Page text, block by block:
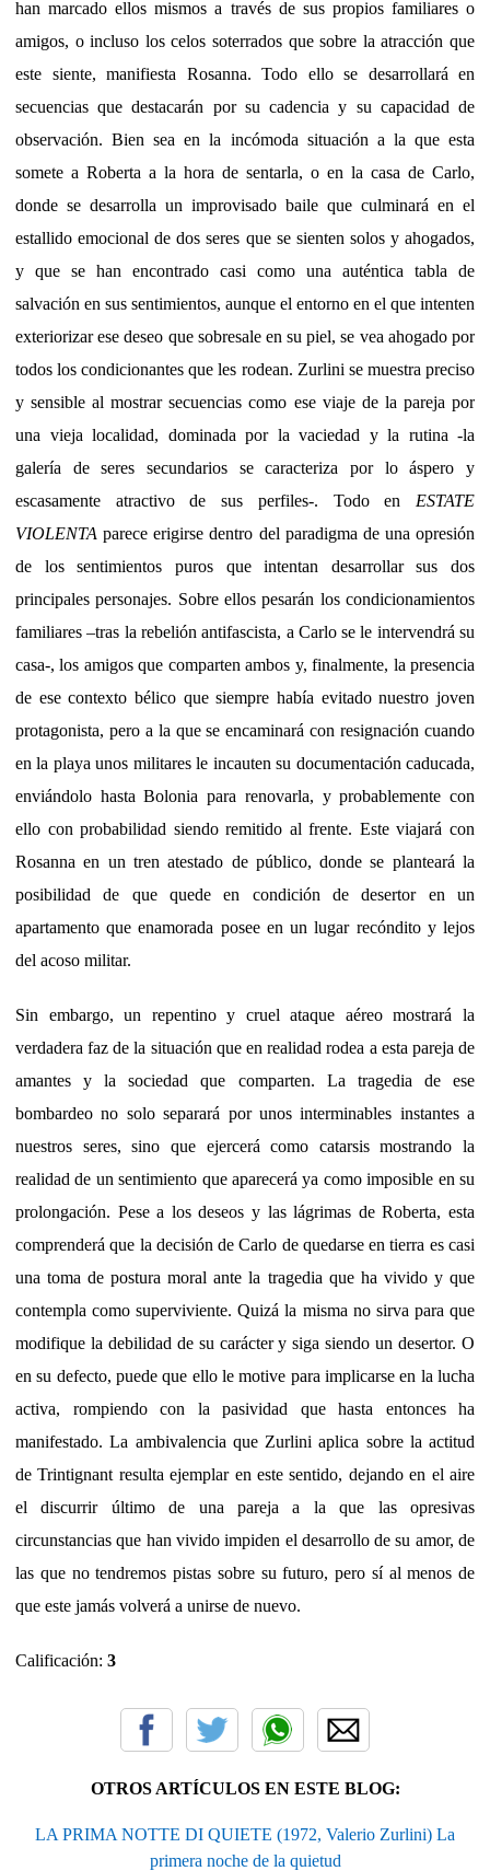
han marcado ellos mismos a través de sus propios familiares o
amigos, o incluso los celos soterrados que sobre la atracción que
este siente, manifiesta Rosanna. Todo ello se desarrollará en
secuencias que destacarán por su cadencia y su capacidad de
observación. Bien sea en la incómoda situación a la que esta
somete a Roberta a la hora de sentarla, o en la casa de Carlo,
donde se desarrolla un improvisado baile que culminará en el
estallido emocional de dos seres que se sienten solos y ahogados,
y que se han encontrado casi como una auténtica tabla de
salvación en sus sentimientos, aunque el entorno en el que intenten
exteriorizar ese deseo que sobresale en su piel, se vea ahogado por
todos los condicionantes que les rodean. Zurlini se muestra preciso
y sensible al mostrar secuencias como ese viaje de la pareja por
una vieja localidad, dominada por la vaciedad y la rutina -la
galería de seres secundarios se caracteriza por lo áspero y
escasamente atractivo de sus perfiles-. Todo en ESTATE
VIOLENTA parece erigirse dentro del paradigma de una opresión
de los sentimientos puros que intentan desarrollar sus dos
principales personajes. Sobre ellos pesarán los condicionamientos
familiares –tras la rebelión antifascista, a Carlo se le intervendrá su
casa-, los amigos que comparten ambos y, finalmente, la presencia
de ese contexto bélico que siempre había evitado nuestro joven
protagonista, pero a la que se encaminará con resignación cuando
en la playa unos militares le incauten su documentación caducada,
enviándolo hasta Bolonia para renovarla, y probablemente con
ello con probabilidad siendo remitido al frente. Este viajará con
Rosanna en un tren atestado de público, donde se planteará la
posibilidad de que quede en condición de desertor en un
apartamento que enamorada posee en un lugar recóndito y lejos
del acoso militar.
Sin embargo, un repentino y cruel ataque aéreo mostrará la
verdadera faz de la situación que en realidad rodea a esta pareja de
amantes y la sociedad que comparten. La tragedia de ese
bombardeo no solo separará por unos interminables instantes a
nuestros seres, sino que ejercerá como catarsis mostrando la
realidad de un sentimiento que aparecerá ya como imposible en su
prolongación. Pese a los deseos y las lágrimas de Roberta, esta
comprenderá que la decisión de Carlo de quedarse en tierra es casi
una toma de postura moral ante la tragedia que ha vivido y que
contempla como superviviente. Quizá la misma no sirva para que
modifique la debilidad de su carácter y siga siendo un desertor. O
en su defecto, puede que ello le motive para implicarse en la lucha
activa, rompiendo con la pasividad que hasta entonces ha
manifestado. La ambivalencia que Zurlini aplica sobre la actitud
de Trintignant resulta ejemplar en este sentido, dejando en el aire
el discurrir último de una pareja a la que las opresivas
circunstancias que han vivido impiden el desarrollo de su amor, de
las que no tendremos pistas sobre su futuro, pero sí al menos de
que este jamás volverá a unirse de nuevo.
Calificación: 3
OTROS ARTÍCULOS EN ESTE BLOG:
LA PRIMA NOTTE DI QUIETE (1972, Valerio Zurlini) La
primera noche de la quietud